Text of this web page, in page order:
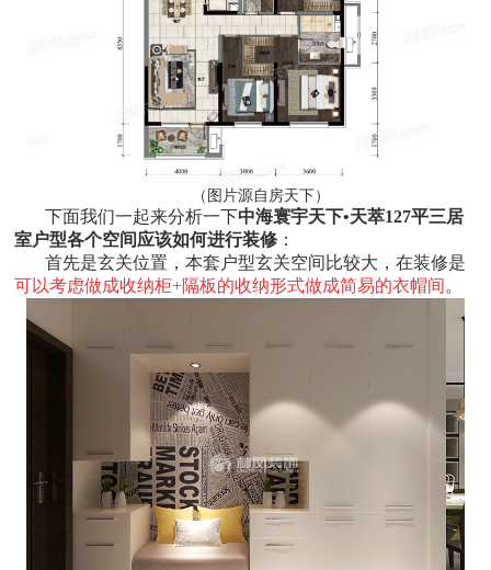
（图片源自房天下）
下面我们一起来分析一下中海寰宇天下•天萃127平三居
室户型各个空间应该如何进行装修 ：
首先是玄关位置，本套户型玄关空间比较大，在装修是
可以考虑做成收纳柜+隔板的收纳形式做成简易的衣帽间 。